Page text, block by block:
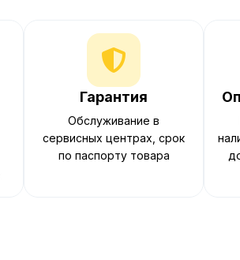
Гарантия
Обслуживание в
сервисных центрах, срок
по паспорту товара